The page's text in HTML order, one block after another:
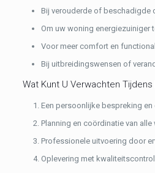
Bij verouderde of beschadigde
Om uw woning energiezuiniger
Voor meer comfort en
Bij uitbreidingswensen of
Wat Kunt U Verwachten
Een persoonlijke bespreking
Planning en coördinatie van
Professionele uitvoering door
Oplevering met